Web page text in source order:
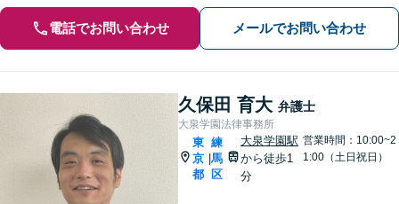
電話でお問い合わせ メールでお問い合わせ
久保田 育大 弁護士
大泉学園法律事務所
東
京
都
練
馬
区
大泉学園駅
から徒歩1
分
営業時間：10:00~2
1:00（土日祝日）